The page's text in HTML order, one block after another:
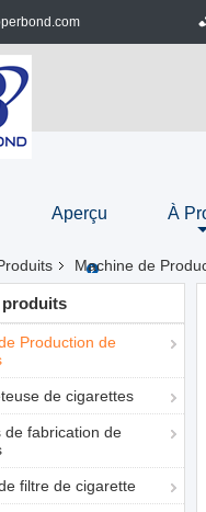
Aperçu À
Machine de
produits
Production de
de cigarettes
de fabrication de
filtre de cigarette